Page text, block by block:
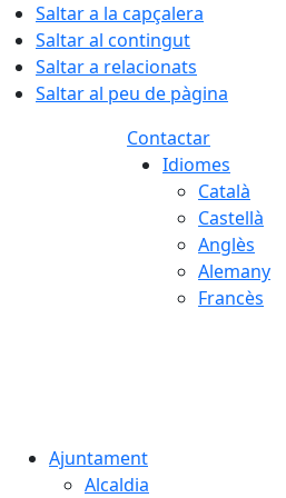
Saltar a la capçalera
Saltar al contingut
Saltar a relacionats
Saltar al peu de pàgina
Contactar
Idiomes
Català
Castellà
Anglès
Alemany
Francès
Ajuntament
Alcaldia